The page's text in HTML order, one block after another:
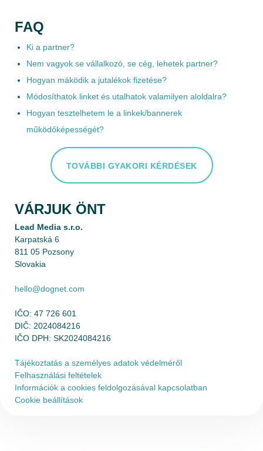
FAQ
Ki a partner?
Nem vagyok se vállalkozó, se cég, lehetek partner?
Hogyan máködik a jutalékok fizetése?
Módosíthatok linket és utalhatok valamilyen aloldalra?
Hogyan tesztelhetem le a linkek/bannerek
működőképességét?
TOVÁBBI GYAKORI KÉRDÉSEK
VÁRJUK ÖNT
Lead Media s.r.o.
Karpatská 6
811 05 Pozsony
Slovakia
hello@dognet.com
IČO: 47 726 601
DIČ: 2024084216
IČO DPH: SK2024084216
Tájékoztatás a személyes adatok védelméről
Felhasználási feltételek
Információk a cookies feldolgozásával kapcsolatban
Cookie beállítások